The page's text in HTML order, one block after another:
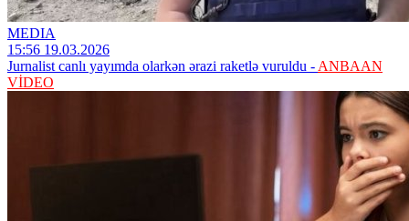
MEDIA
15:56 19.03.2026
Jurnalist canlı yayımda olarkən ərazi raketlə vuruldu - ANBAAN
VİDEO